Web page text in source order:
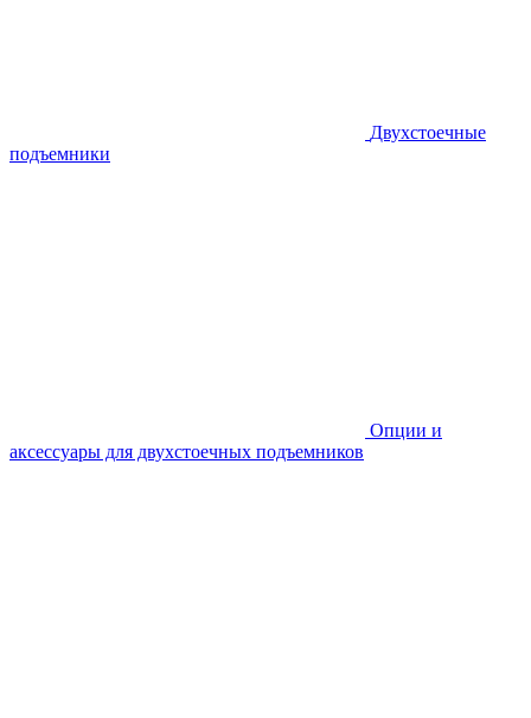
Двухстоечные
подъемники
Опции и
аксессуары для двухстоечных подъемников